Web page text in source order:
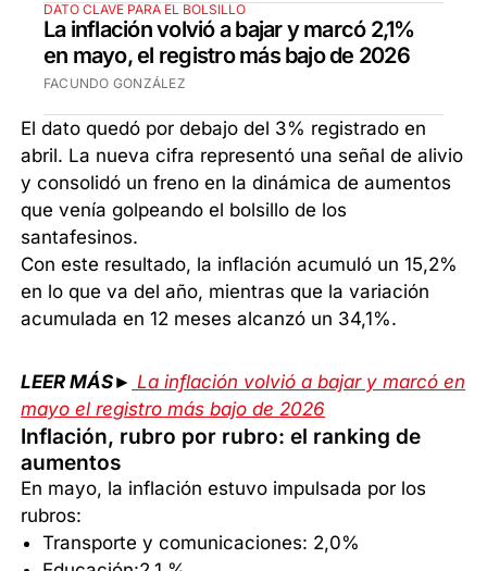
DATO CLAVE PARA EL BOLSILLO
La inflación volvió a bajar y marcó 2,1%
en mayo, el registro más bajo de 2026
FACUNDO GONZÁLEZ
El dato quedó por debajo del 3% registrado en
abril. La nueva cifra representó una señal de alivio
y consolidó un freno en la dinámica de aumentos
que venía golpeando el bolsillo de los
santafesinos.
Con este resultado, la inflación acumuló un 15,2%
en lo que va del año, mientras que la variación
acumulada en 12 meses alcanzó un 34,1%.
LEER MÁS► La inflación volvió a bajar y marcó en
mayo el registro más bajo de 2026
Inflación, rubro por rubro: el ranking de
aumentos
En mayo, la inflación estuvo impulsada por los
rubros:
Transporte y comunicaciones: 2,0%